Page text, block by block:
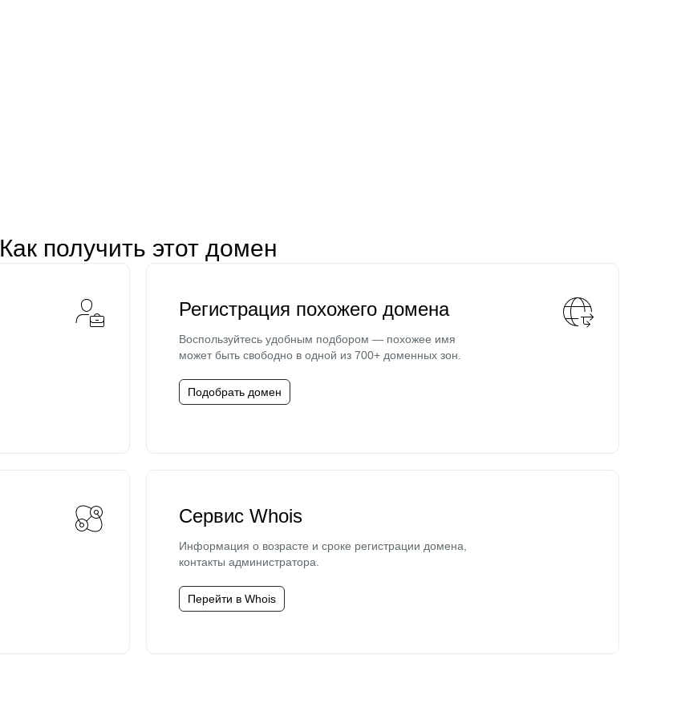
Как получить этот домен
Регистрация похожего домена
Воспользуйтесь удобным подбором — похожее имя
может быть свободно в одной из 700+ доменных зон.
Подобрать домен
Сервис Whois
Информация о возрасте и сроке регистрации домена,
контакты администратора.
Перейти в Whois